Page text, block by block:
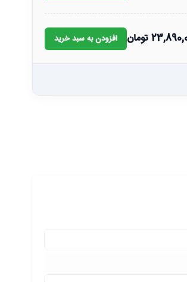
تومان افزودن به سبد خرید